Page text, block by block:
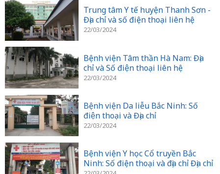
Trung tâm Y tế huyện Thanh Sơn -
Địa chỉ và số điện thoại liên hệ
22/03/2024
Bệnh viện Tâm thần Hà Nam: Địa
chỉ và Số điện thoại liên hệ
22/03/2024
Bệnh viện Da liễu Bắc Ninh: Số
điện thoại và Địa chỉ
22/03/2024
Bệnh viện Y học Cổ truyền Bắc
Ninh: Số điện thoại và địa chỉ Địa chỉ